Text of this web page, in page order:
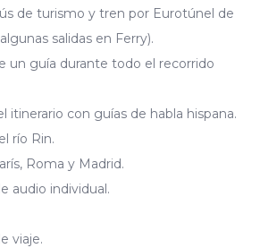
de turismo y tren por Eurotúnel de
salidas en Ferry).
un guía durante todo el recorrido
itinerario con guías de habla hispana.
río Rin.
Roma y Madrid.
audio individual.
viaje.